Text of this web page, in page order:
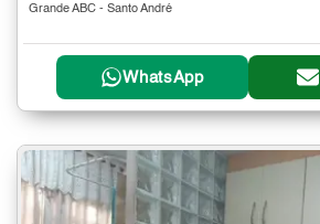
Grande ABC - Santo André
WhatsApp